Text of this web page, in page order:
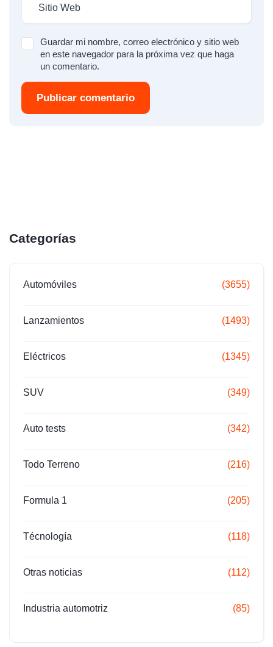
Guardar mi nombre, correo electrónico y sitio web
en este navegador para la próxima vez que haga
un comentario.
Publicar comentario
Categorías
Automóviles (3655)
Lanzamientos (1493)
Eléctricos (1345)
SUV (349)
Auto tests (342)
Todo Terreno (216)
Formula 1 (205)
Técnología (118)
Otras noticias (112)
Industria automotriz (85)